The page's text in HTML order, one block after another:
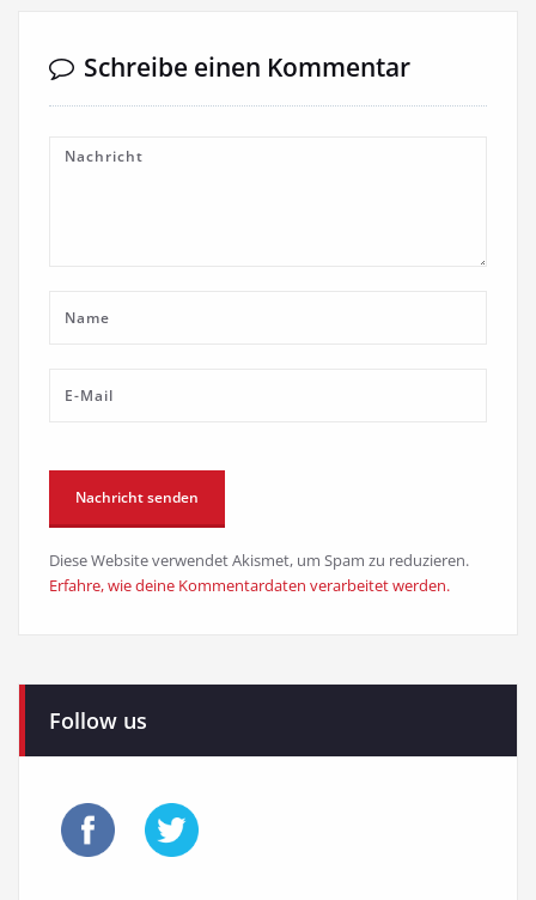
Schreibe einen Kommentar
Diese Website verwendet Akismet, um Spam zu reduzieren.
Erfahre, wie deine Kommentardaten verarbeitet werden.
Follow us